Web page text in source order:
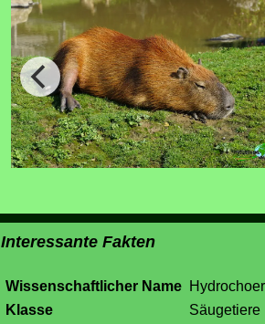
Interessante Fakten
Wissenschaftlicher Name
Klasse
Säugetiere